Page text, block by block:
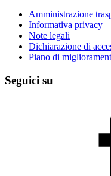
Amministrazione
Informativa privacy
Note legali
Dichiarazione di
Piano di
Seguici su